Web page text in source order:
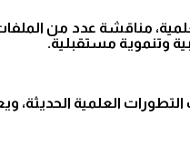
مناقشة عدد من
وتنموية مستقبلية.
العلمية الحديثة،